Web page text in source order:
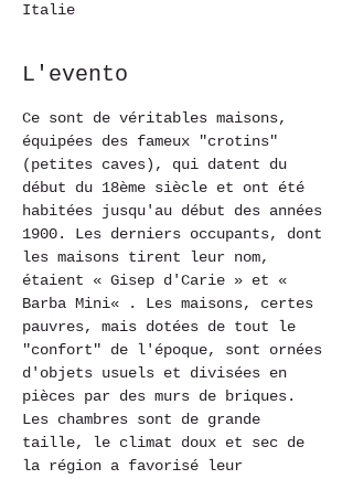
Italie
L'evento
Ce sont de véritables maisons,
équipées des fameux "crotins"
(petites caves), qui datent du
début du 18ème siècle et ont été
habitées jusqu'au début des années
1900. Les derniers occupants, dont
les maisons tirent leur nom,
étaient « Gisep d'Carie » et «
Barba Mini« . Les maisons, certes
pauvres, mais dotées de tout le
"confort" de l'époque, sont ornées
d'objets usuels et divisées en
pièces par des murs de briques.
Les chambres sont de grande
taille, le climat doux et sec de
la région a favorisé leur